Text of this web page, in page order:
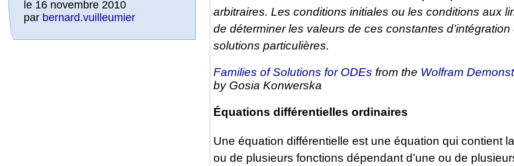
arbitraires. Les conditions initiales ou les conditions aux
de déterminer les valeurs de ces constantes
solutions particulières.
Families of Solutions for ODEs from the Wolfram
by Gosia Konwerska
Équations différentielles ordinaires
Une équation différentielle est une équation qui contient
ou de plusieurs fonctions dépendant d’une ou de
le 16 novembre 2010
par bernard.vuilleumier